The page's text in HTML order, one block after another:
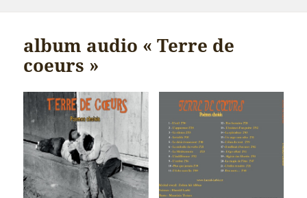
album audio « Terre de
coeurs »